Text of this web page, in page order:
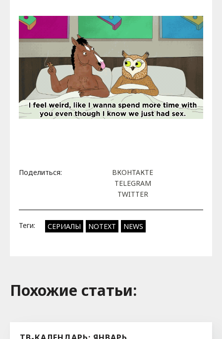
Поделиться:
ВКОНТАКТЕ
TELEGRAM
TWITTER
Теги: СЕРИАЛЫ NOTEXT NEWS
Похожие cтатьи: